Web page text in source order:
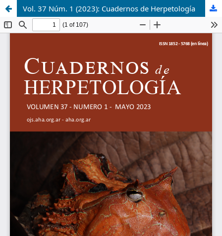
Vol. 37 Núm. 1 (2023): Cuadernos de Herpetología